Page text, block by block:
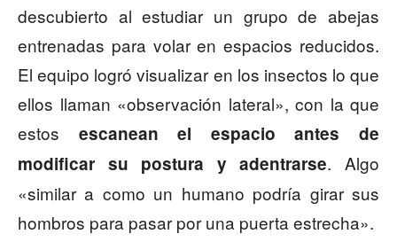
descubierto al estudiar un grupo de abejas
entrenadas para volar en espacios reducidos.
El equipo logró visualizar en los insectos lo que
ellos llaman «observación lateral», con la que
estos escanean el espacio antes de
modificar su postura y adentrarse. Algo
«similar a como un humano podría girar sus
hombros para pasar por una puerta estrecha».